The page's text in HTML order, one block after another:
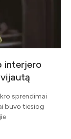
interjero
sprendimai
buvo tiesiog